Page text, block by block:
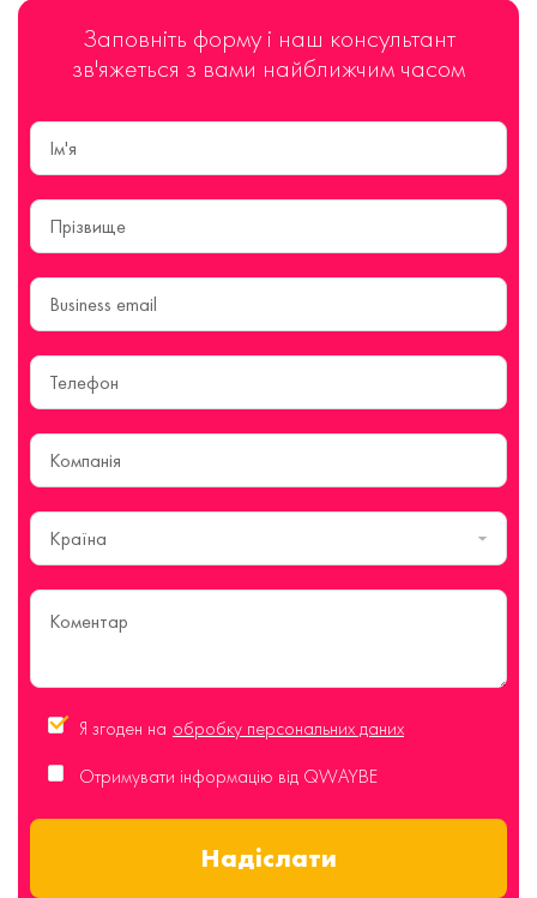
Заповніть форму і наш консультант
зв'яжеться з вами найближчим часом
Країна
Я згоден на обробку персональних даних
Отримувати інформацію від QWAYBE
Надіслати